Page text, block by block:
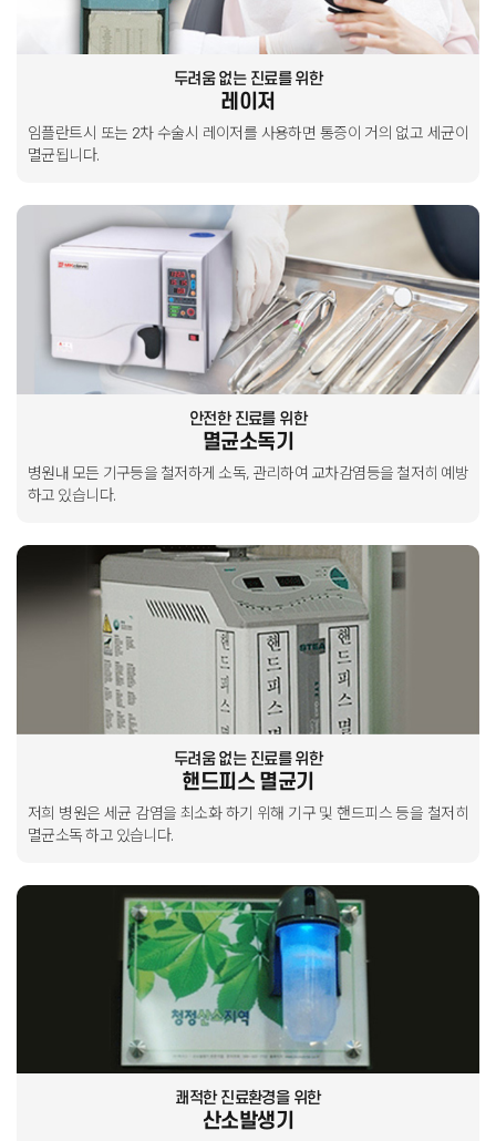
두려움 없는 진료를 위한
레이저
임플란트시 또는 2차 수술시 레이저를 사용하면 통증이 거의 없고 세균이
멸균됩니다.
안전한 진료를 위한
멸균소독기
병원내 모든 기구등을 철저하게 소독, 관리하여 교차감염등을 철저히 예방
하고 있습니다.
두려움 없는 진료를 위한
핸드피스 멸균기
저희 병원은 세균 감염을 최소화 하기 위해 기구 및 핸드피스 등을 철저히
멸균소독 하고 있습니다.
쾌적한 진료환경을 위한
산소발생기